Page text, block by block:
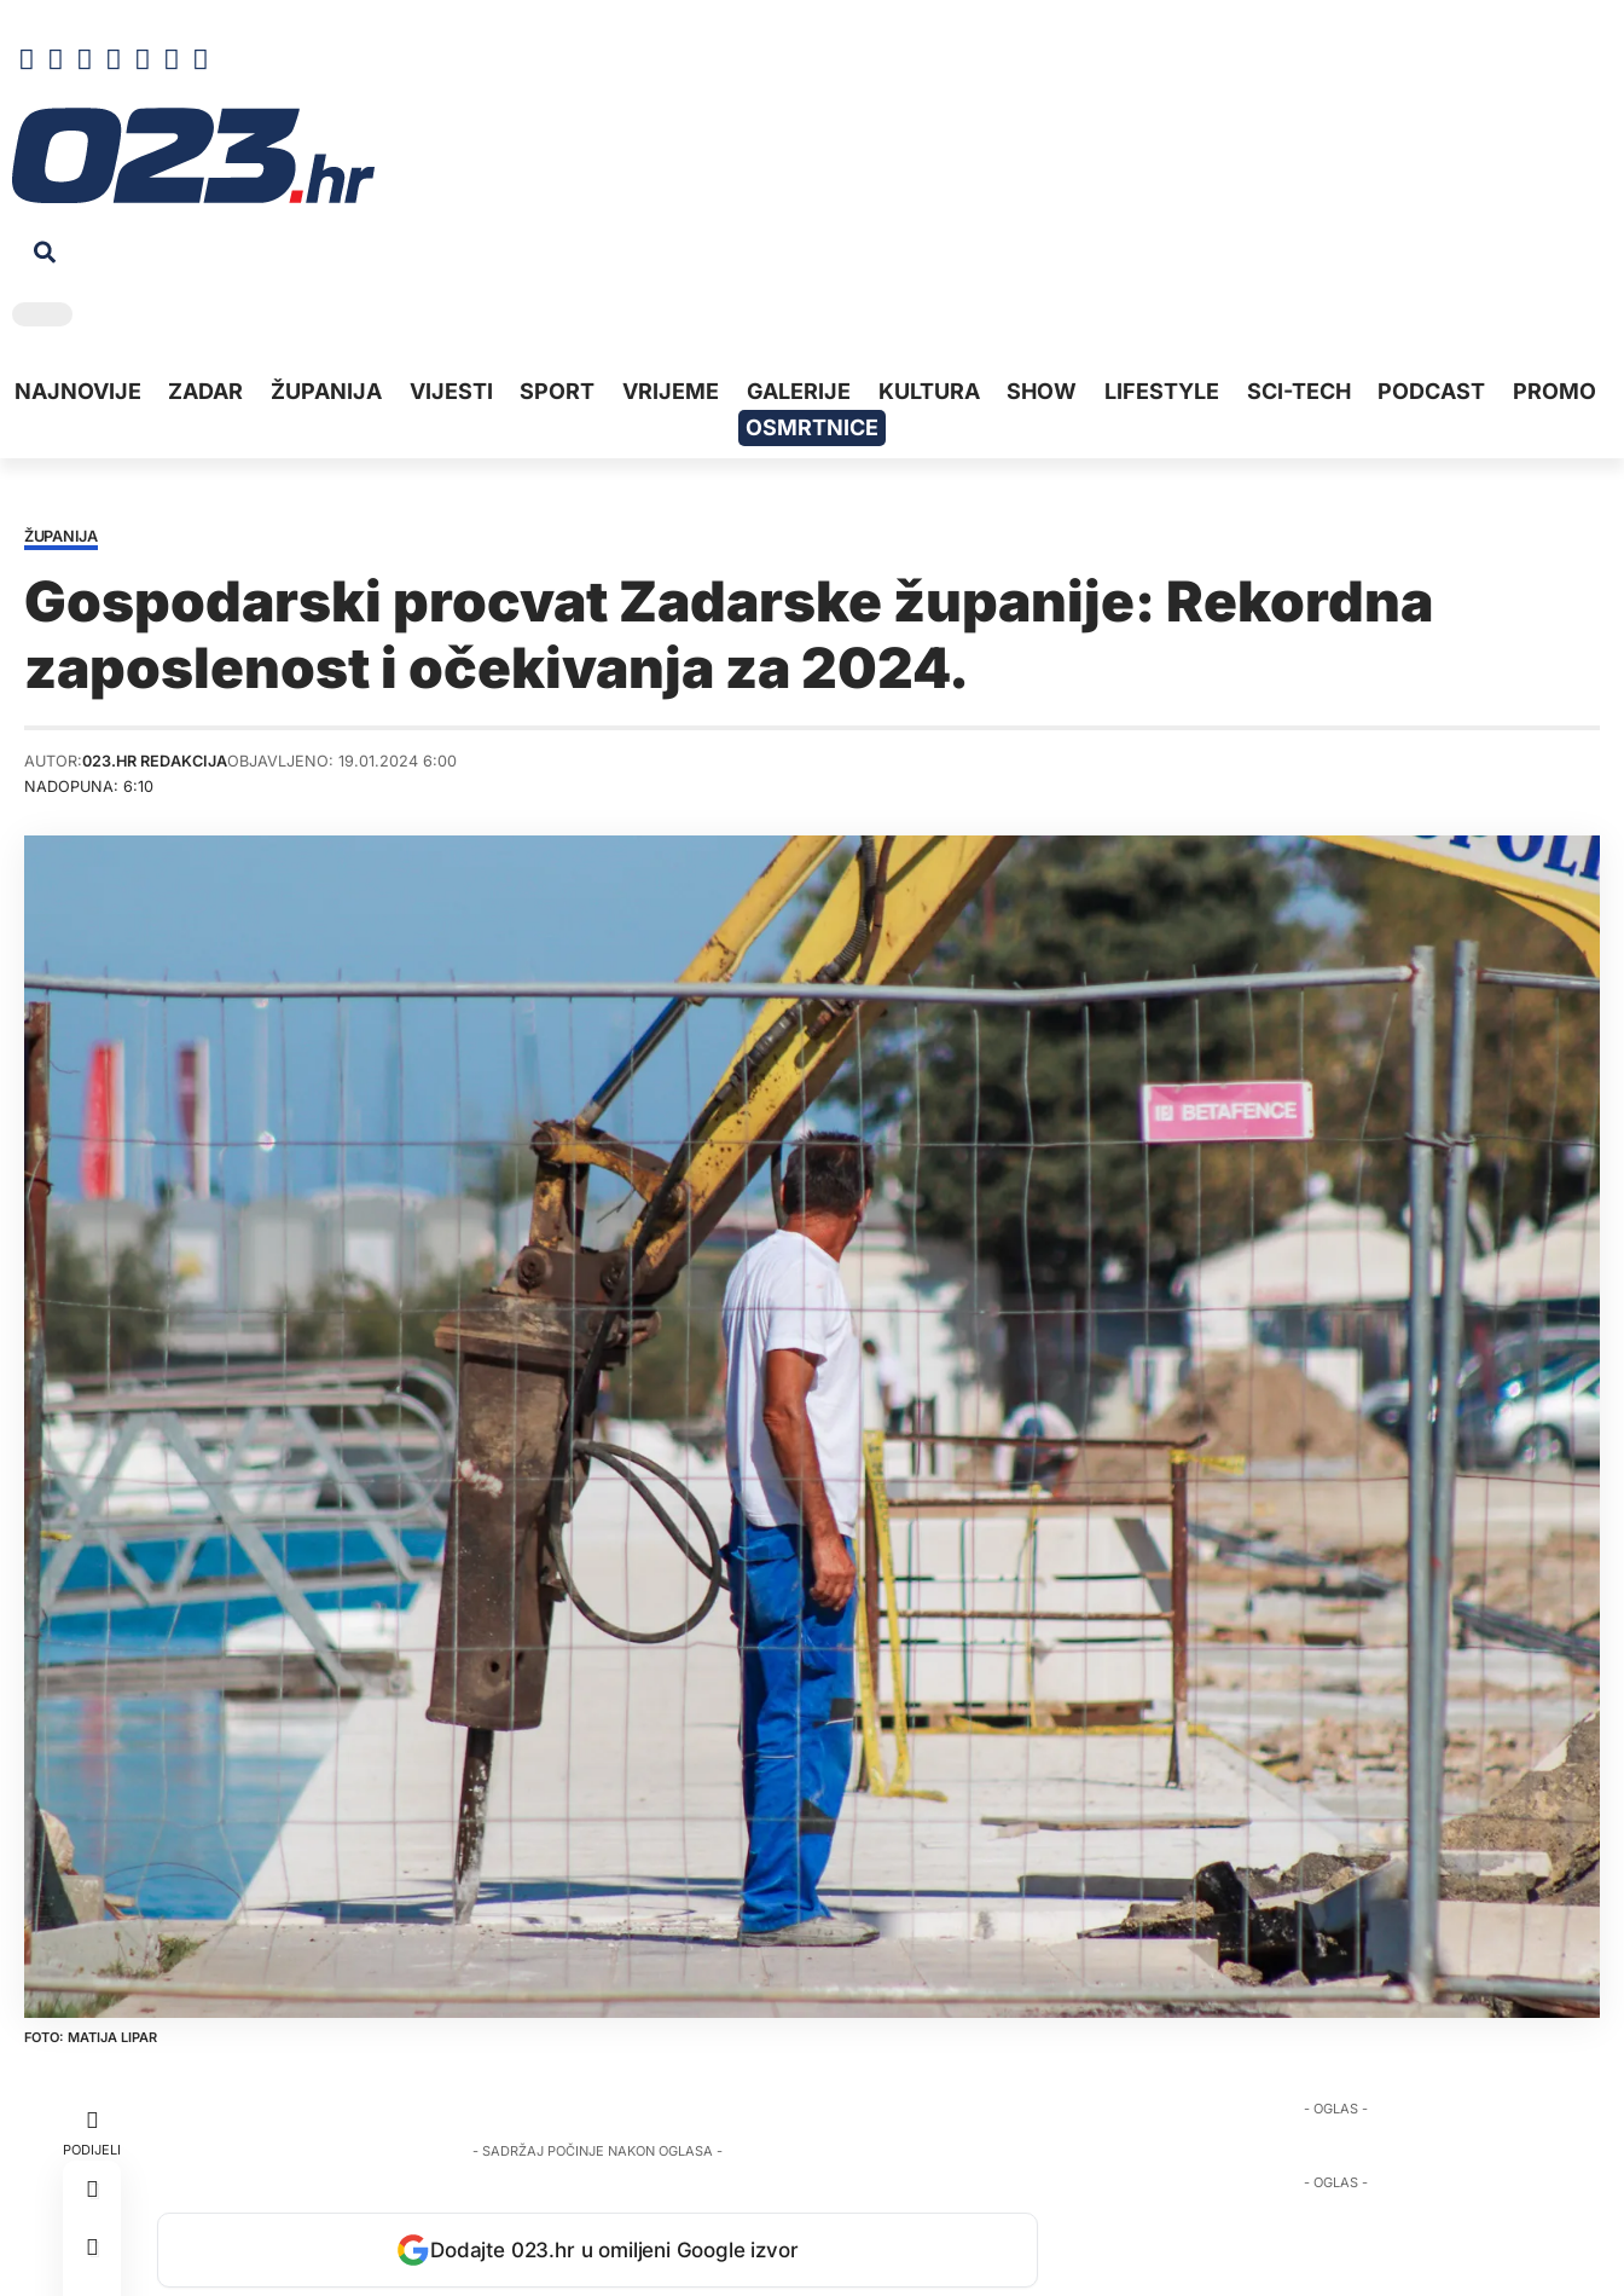
NAJNOVIJE ZADAR ŽUPANIJA VIJESTI SPORT VRIJEME GALERIJE KULTURA SHOW LIFESTYLE SCI-TECH PODCAST
PROMO
OSMRTNICE
ŽUPANIJA
Gospodarski procvat Zadarske županije: Rekordna
zaposlenost i očekivanja za 2024.
NADOPUNA: 6:10
AUTOR:023.HR REDAKCIJAOBJAVLJENO: 19.01.2024 6:00
MATIJA LIPAR
PODIJELI - SADRŽAJ POČINJE NAKON OGLASA -
Dodajte 023.hr u omiljeni Google izvor
- OGLAS -
- OGLAS -